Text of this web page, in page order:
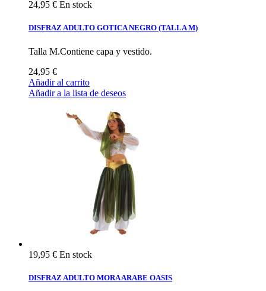
24,95 € En stock
DISFRAZ ADULTO GOTICA NEGRO (TALLA M)
Talla M.Contiene capa y vestido.
24,95 €
Añadir al carrito
Añadir a la lista de deseos
19,95 € En stock
DISFRAZ ADULTO MORA ARABE OASIS